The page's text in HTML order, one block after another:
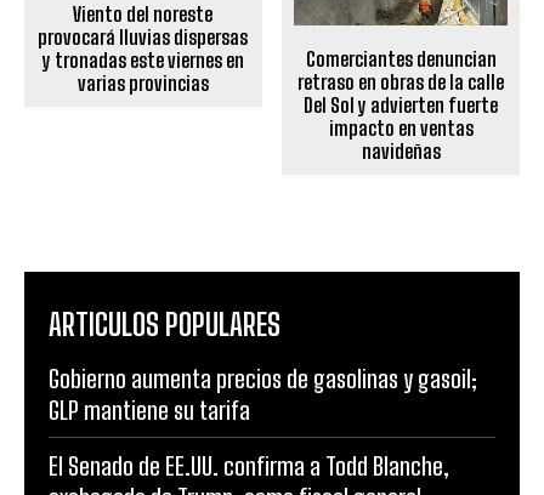
Viento del noreste
provocará lluvias dispersas
y tronadas este viernes en
varias provincias
Comerciantes denuncian
retraso en obras de la calle
Del Sol y advierten fuerte
impacto en ventas
navideñas
ARTICULOS POPULARES
Gobierno aumenta precios de gasolinas y gasoil;
GLP mantiene su tarifa
El Senado de EE.UU. confirma a Todd Blanche,